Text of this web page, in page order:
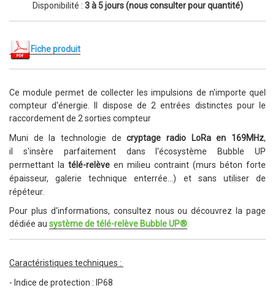
Disponibilité : 3 à 5 jours(nous consulter pour quantité)
Fiche produit
Ce module permet de collecter les impulsions de n'importe quel
compteur d'énergie. Il dispose de 2 entrées distinctes pour le
raccordement de 2 sorties compteur
Muni de la technologie decryptage radio LoRa en 169MHz,
il s'insère parfaitement dans l'écosystème Bubble UP
permettant la télé-relève en milieu contraint (murs béton forte
épaisseur, galerie technique enterrée...) et sans utiliser de
répéteur.
Pour plus d'informations, consultez nous ou découvrez la page
dédiée au système de télé-relève Bubble UP®.
Caractéristiques techniques :
- Indice de protection : IP68